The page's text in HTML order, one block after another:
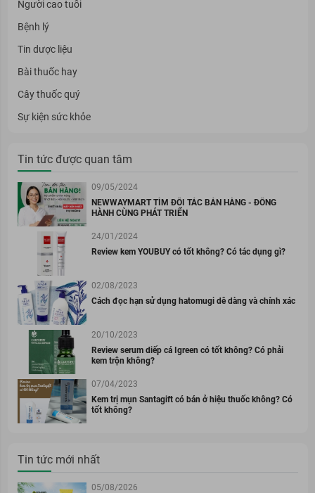
Người cao tuổi
Bệnh lý
Tin dược liệu
Bài thuốc hay
Cây thuốc quý
Sự kiện sức khỏe
Tin tức được quan tâm
09/05/2024
NEWWAYMART TÌM ĐỐI TÁC BÁN HÀNG - ĐỒNG
HÀNH CÙNG PHÁT TRIỂN
24/01/2024
Review kem YOUBUY có tốt không? Có tác dụng gì?
02/08/2023
Cách đọc hạn sử dụng hatomugi dễ dàng và chính xác
20/10/2023
Review serum diếp cá Igreen có tốt không? Có phải
kem trộn không?
07/04/2023
Kem trị mụn Santagift có bán ở hiệu thuốc không? Có
tốt không?
Tin tức mới nhất
05/08/2026